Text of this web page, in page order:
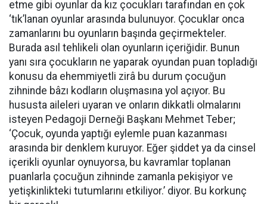
etme gibi oyunlar da kız çocukları tarafından en çok
‘tık’lanan oyunlar arasında bulunuyor. Çocuklar onca
zamanlarını bu oyunların başında geçirmekteler.
Burada asıl tehlikeli olan oyunların içeriğidir. Bunun
yanı sıra çocukların ne yaparak oyundan puan topladığı
konusu da ehemmiyetli zirâ bu durum çocuğun
zihninde bâzı kodların oluşmasına yol açıyor. Bu
hususta aileleri uyaran ve onların dikkatli olmalarını
isteyen Pedagoji Derneği Başkanı Meh­met Teber;
‘Çocuk, oyunda yaptığı eylemle puan kazanması
arasında bir denklem ku­ruyor. Eğer şiddet ya da cinsel
içerikli oyun­lar oynuyorsa, bu kavramlar toplanan
puan­larla çocuğun zihninde zamanla pekişiyor ve
yetişkinlikteki tutumlarını etkiliyor.’ diyor. Bu korkunç